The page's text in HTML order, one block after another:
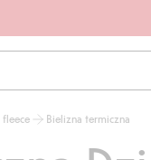
fleece Bielizna termiczna